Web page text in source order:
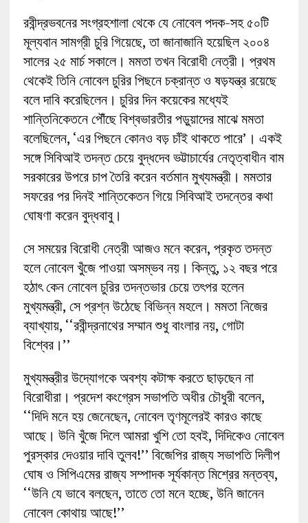
রবীন্দ্রভবনের সংগ্রহশালা থেকে যে নোবেল পদক-সহ ৫০টি
মূল্যবান সামগ্রী চুরি গিয়েছে, তা জানাজানি হয়েছিল ২০০৪
সালের ২৫ মার্চ সকালে। মমতা তখন বিরোধী নেত্রী। প্রথম
থেকেই তিনি নোবেল চুরির পিছনে চক্রান্ত ও ষড়যন্ত্র রয়েছে
বলে দাবি করেছিলেন। চুরির দিন কয়েকের মধ্যেই
শান্তিনিকেতনে পৌঁছে বিশ্বভারতীর পড়ুয়াদের মাঝে মমতা
বলেছিলেন, ‘এর পিছনে কোনও বড় চাঁই থাকতে পারে’। একই
সঙ্গে সিবিআই তদন্ত চেয়ে বুদ্ধদেব ভট্টাচার্যের নেতৃত্বাধীন বাম
সরকারের উপরে চাপ তৈরি করেন বর্তমান মুখ্যমন্ত্রী। মমতার
সফরের পর দিনই শান্তিকেতন গিয়ে সিবিআই তদন্তের কথা
ঘোষণা করেন বুদ্ধবাবু।
সে সময়ের বিরোধী নেত্রী আজও মনে করেন, প্রকৃত তদন্ত
হলে নোবেল খুঁজে পাওয়া অসম্ভব নয়। কিন্তু, ১২ বছর পরে
হঠাৎ কেন নোবেল চুরির তদন্তভার চেয়ে তৎপর হলেন
মুখ্যমন্ত্রী, সে প্রশ্ন উঠেছে বিভিন্ন মহলে। মমতা নিজের
ব্যাখ্যায়, ‘‘রবীন্দ্রনাথের সম্মান শুধু বাংলার নয়, গোটা
বিশ্বের।’’
মুখ্যমন্ত্রীর উদ্যোগকে অবশ্য কটাক্ষ করতে ছাড়ছেন না
বিরোধীরা। প্রদেশ কংগ্রেস সভাপতি অধীর চৌধুরী বলেন,
‘‘দিদি মনে হয় জেনেছেন, নোবেল তৃণমূলেরই কারও কাছে
আছে। উনি খুঁজে দিলে আমরা খুশি তো হবই, দিদিকেও নোবেল
পুরস্কার দেওয়ার দাবি তুলব!’’ বিজেপির রাজ্য সভাপতি দিলীপ
ঘোষ ও সিপিএমের রাজ্য সম্পাদক সূর্যকান্ত মিশ্রের মন্তব্য,
‘‘উনি যে ভাবে বলছেন, তাতে তো মনে হচ্ছে, উনি জানেন
নোবেল কোথায় আছে!’’